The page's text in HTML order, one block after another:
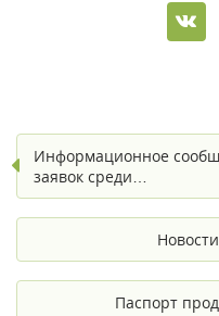
Информационное
заявок среди…
Паспорт